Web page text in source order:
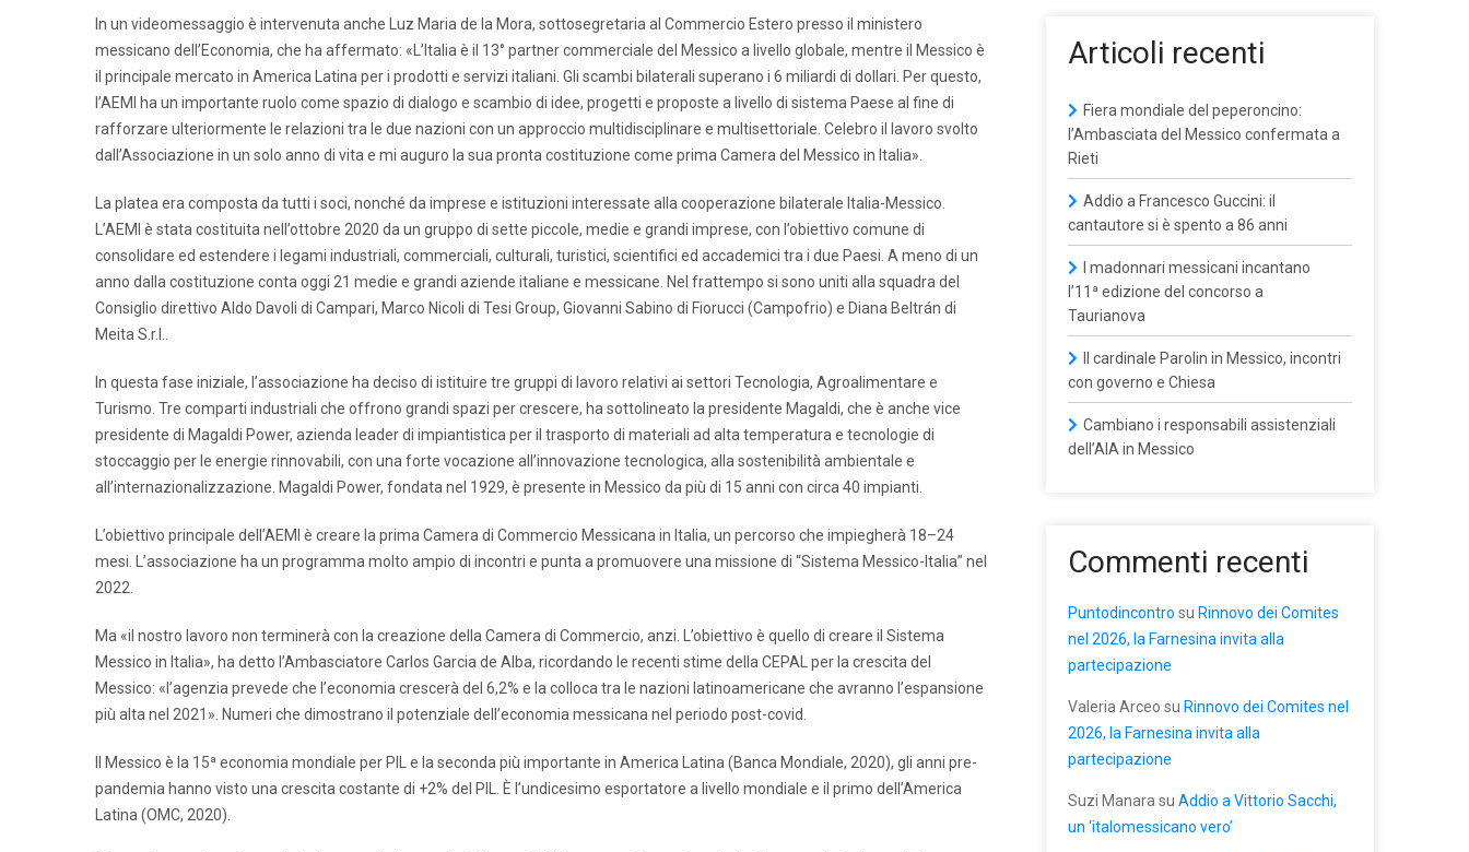
In un videomessaggio è intervenuta anche Luz Maria de la Mora, sottosegretaria al Commercio Estero presso il ministero
messicano dell’Economia, che ha affermato: «L’Italia è il 13° partner commerciale del Messico a livello globale, mentre il Messico è
il principale mercato in America Latina per i prodotti e servizi italiani. Gli scambi bilaterali superano i 6 miliardi di dollari. Per questo,
l’AEMI ha un importante ruolo come spazio di dialogo e scambio di idee, progetti e proposte a livello di sistema Paese al fine di
rafforzare ulteriormente le relazioni tra le due nazioni con un approccio multidisciplinare e multisettoriale. Celebro il lavoro svolto
dall’Associazione in un solo anno di vita e mi auguro la sua pronta costituzione come prima Camera del Messico in Italia».
La platea era composta da tutti i soci, nonché da imprese e istituzioni interessate alla cooperazione bilaterale Italia-Messico.
L’AEMI è stata costituita nell’ottobre 2020 da un gruppo di sette piccole, medie e grandi imprese, con l’obiettivo comune di
consolidare ed estendere i legami industriali, commerciali, culturali, turistici, scientifici ed accademici tra i due Paesi. A meno di un
anno dalla costituzione conta oggi 21 medie e grandi aziende italiane e messicane. Nel frattempo si sono uniti alla squadra del
Consiglio direttivo Aldo Davoli di Campari, Marco Nicoli di Tesi Group, Giovanni Sabino di Fiorucci (Campofrio) e Diana Beltrán di
Meita S.r.l..
In questa fase iniziale, l’associazione ha deciso di istituire tre gruppi di lavoro relativi ai settori Tecnologia, Agroalimentare e
Turismo. Tre comparti industriali che offrono grandi spazi per crescere, ha sottolineato la presidente Magaldi, che è anche vice
presidente di Magaldi Power, azienda leader di impiantistica per il trasporto di materiali ad alta temperatura e tecnologie di
stoccaggio per le energie rinnovabili, con una forte vocazione all’innovazione tecnologica, alla sostenibilità ambientale e
all’internazionalizzazione. Magaldi Power, fondata nel 1929, è presente in Messico da più di 15 anni con circa 40 impianti.
L’obiettivo principale dell’AEMI è creare la prima Camera di Commercio Messicana in Italia, un percorso che impiegherà 18–24
mesi. L’associazione ha un programma molto ampio di incontri e punta a promuovere una missione di “Sistema Messico-Italia” nel
2022.
Ma «il nostro lavoro non terminerà con la creazione della Camera di Commercio, anzi. L’obiettivo è quello di creare il Sistema
Messico in Italia», ha detto l’Ambasciatore Carlos Garcia de Alba, ricordando le recenti stime della CEPAL per la crescita del
Messico: «l’agenzia prevede che l’economia crescerà del 6,2% e la colloca tra le nazioni latinoamericane che avranno l’espansione
più alta nel 2021». Numeri che dimostrano il potenziale dell’economia messicana nel periodo post-covid.
Il Messico è la 15ª economia mondiale per PIL e la seconda più importante in America Latina (Banca Mondiale, 2020), gli anni pre-
pandemia hanno visto una crescita costante di +2% del PIL. È l’undicesimo esportatore a livello mondiale e il primo dell’America
Latina (OMC, 2020).
Articoli recenti
Fiera mondiale del peperoncino:
l’Ambasciata del Messico confermata a
Rieti
Addio a Francesco Guccini: il
cantautore si è spento a 86 anni
I madonnari messicani incantano
l’11ª edizione del concorso a
Taurianova
Il cardinale Parolin in Messico, incontri
con governo e Chiesa
Cambiano i responsabili assistenziali
dell’AIA in Messico
Commenti recenti
Puntodincontro su Rinnovo dei Comites
nel 2026, la Farnesina invita alla
partecipazione
Valeria Arceo su Rinnovo dei Comites nel
2026, la Farnesina invita alla
partecipazione
Suzi Manara su Addio a Vittorio Sacchi,
un ‘italomessicano vero’